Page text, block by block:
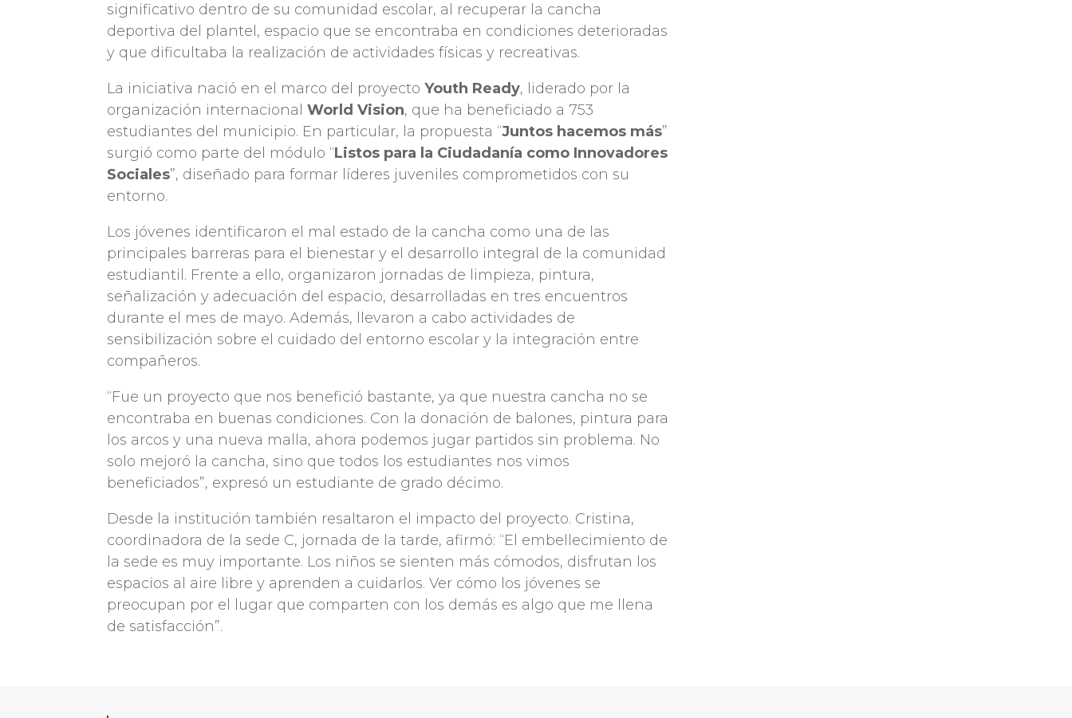
significativo dentro de su comunidad escolar, al recuperar la cancha
deportiva del plantel, espacio que se encontraba en condiciones deterioradas
y que dificultaba la realización de actividades físicas y recreativas.
La iniciativa nació en el marco del proyectoYouth Ready, liderado por la
organización internacionalWorld Vision, que ha beneficiado a 753
estudiantes del municipio. En particular, la propuesta “Juntos hacemos más”
surgió como parte del módulo “Listos para la Ciudadanía como Innovadores
Sociales”, diseñado para formar líderes juveniles comprometidos con su
entorno.
Los jóvenes identificaron el mal estado de la cancha como una de las
principales barreras para el bienestar y el desarrollo integral de la comunidad
estudiantil. Frente a ello, organizaron jornadas de limpieza, pintura,
señalización y adecuación del espacio, desarrolladas en tres encuentros
durante el mes de mayo. Además, llevaron a cabo actividades de
sensibilización sobre el cuidado del entorno escolar y la integración entre
compañeros.
“Fue un proyecto que nos benefició bastante, ya que nuestra cancha no se
encontraba en buenas condiciones. Con la donación de balones, pintura para
los arcos y una nueva malla, ahora podemos jugar partidos sin problema. No
solo mejoró la cancha, sino que todos los estudiantes nos vimos
beneficiados”, expresó un estudiante de grado décimo.
Desde la institución también resaltaron el impacto del proyecto. Cristina,
coordinadora de la sede C, jornada de la tarde, afirmó: “El embellecimiento de
la sede es muy importante. Los niños se sienten más cómodos, disfrutan los
espacios al aire libre y aprenden a cuidarlos. Ver cómo los jóvenes se
preocupan por el lugar que comparten con los demás es algo que me llena
de satisfacción”.